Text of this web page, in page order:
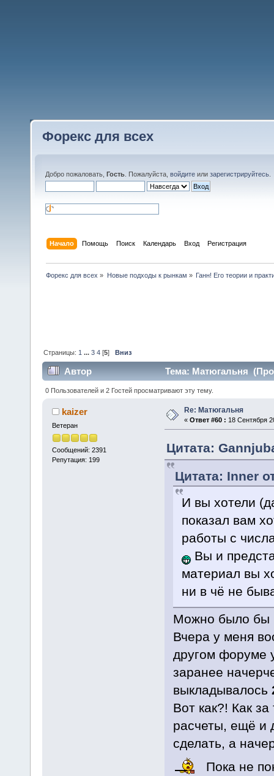
Форекс для всех
Добро пожаловать, Гость . Пожалуйста, войдите или зарегистрируйтесь
Начало Помощь Поиск Календарь Вход Регистрация
Форекс для всех » Новые подходы к рынкам » Ганн! Его теории и
Страницы: 1 ...3 4 [5]Вниз
Автор Тема: Матюгальня
0 Пользователей и 2 Гостей просматривают эту тему.
kaizer
Ветеран
Сообщений: 2391
Репутация: 199
Re: Матюгальня
« Ответ #60 : 18 Сентября
Цитата:
Цитата: Inner
И вы хотели
показал вам
работы с
Вы и
материал вы
ни в чё не
Можно было бы
Вчера у меня
другом форуме
заранее
выкладывалось
Вот как?! Как
расчеты, ещё и
сделать, а
Пока не